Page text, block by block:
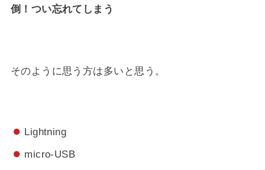
倒！つい忘れてしまう
そのように思う方は多いと思う。
Lightning
micro-USB